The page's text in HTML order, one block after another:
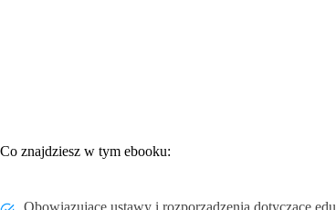
Co znajdziesz w tym ebooku:
Obowiązujące ustawy i rozporządzenia dotyczące